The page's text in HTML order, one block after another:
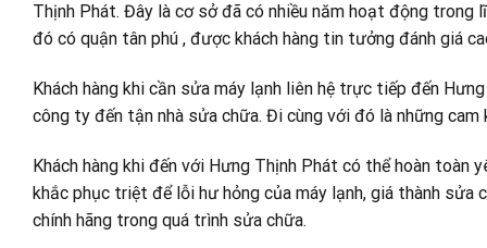
Thịnh Phát. Đây là cơ sở đã có nhiều năm hoạt động trong
đó có quận tân phú , được khách hàng tin tưởng đánh giá
Khách hàng khi cần sửa máy lạnh liên hệ trực tiếp đến
công ty đến tận nhà sửa chữa. Đi cùng với đó là những
Khách hàng khi đến với Hưng Thịnh Phát có thể hoàn
khắc phục triệt để lỗi hư hỏng của máy lạnh, giá thành sửa
chính hãng trong quá trình sửa chữa.